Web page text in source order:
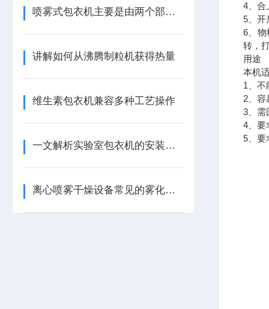
喷雾式包衣机主要是由两个部分组成
讲解如何从沸腾制粒机获得热量
维生素包衣机兼容多种工艺操作
一文解析实验室包衣机的安装要求和使用步骤
离心喷雾干燥设备常见的雾化方法,你知道哪几种?
4、合
5、开
6、物
转，
用途
本机
1、不
2、容
3、需
4、要
5、要